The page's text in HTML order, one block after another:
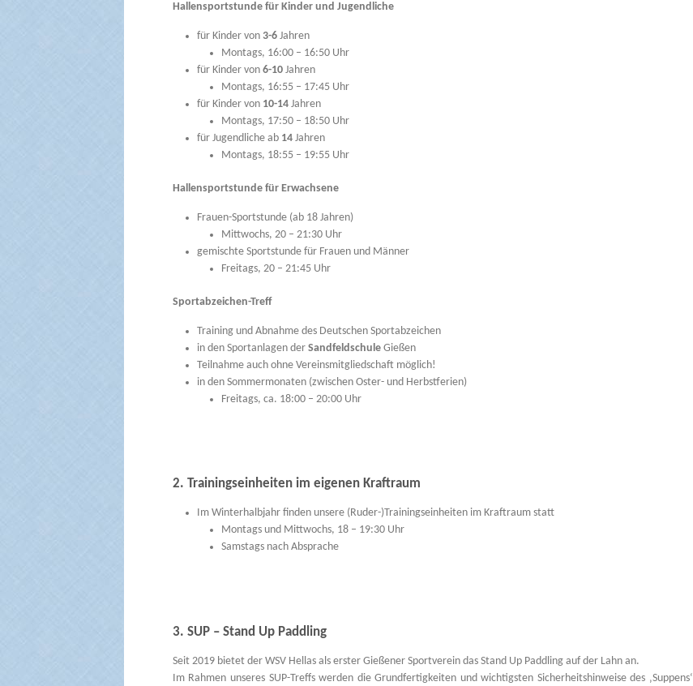
Hallensportstunde für Kinder und Jugendliche
für Kinder von 3-6 Jahren
Montags, 16:00 – 16:50 Uhr
für Kinder von 6-10Jahren
Montags, 16:55 – 17:45 Uhr
für Kinder von 10-14Jahren
Montags, 17:50 – 18:50 Uhr
für Jugendliche ab 14Jahren
Montags, 18:55 – 19:55 Uhr
Hallensportstunde für Erwachsene
Frauen-Sportstunde (ab 18 Jahren)
Mittwochs, 20 – 21:30 Uhr
gemischte Sportstunde für Frauen und Männer
Freitags, 20 – 21:45 Uhr
Sportabzeichen-Treff
Training und Abnahme des Deutschen Sportabzeichen
in den Sportanlagen derSandfeldschuleGießen
Teilnahme auch ohne Vereinsmitgliedschaft möglich!
in den Sommermonaten (zwischen Oster- und Herbstferien)
Freitags, ca. 18:00 – 20:00 Uhr
2. Trainingseinheiten im eigenen Kraftraum
Im Winterhalbjahr finden unsere (Ruder-)Trainingseinheiten im Kraftraum statt
Montags und Mittwochs, 18 – 19:30 Uhr
Samstags nach Absprache
3. SUP – Stand Up Paddling
Seit 2019 bietet der WSV Hellas als erster Gießener Sportverein das Stand Up Paddling auf der Lahn an.
Im Rahmen unseres SUP-Treffs werden die Grundfertigkeiten und wichtigsten Sicherheitshinweise des ‚Suppens‘